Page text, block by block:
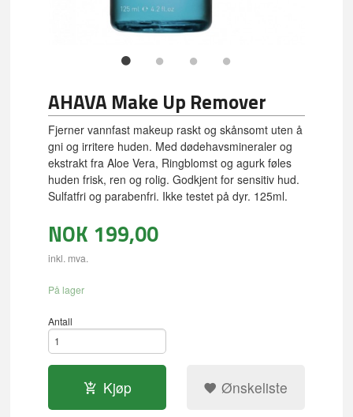
AHAVA Make Up Remover
Fjerner vannfast makeup raskt og skånsomt uten å
gni og irritere huden. Med dødehavsmineraler og
ekstrakt fra Aloe Vera, Ringblomst og agurk føles
huden frisk, ren og rolig. Godkjent for sensitiv hud.
Sulfatfri og parabenfri. Ikke testet på dyr. 125ml.
NOK 199,00
inkl. mva.
På lager
Antall
Kjøp Ønskeliste